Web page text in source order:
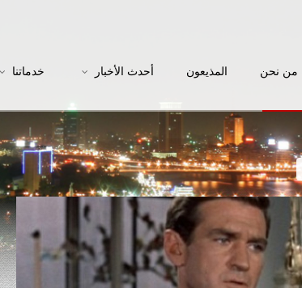
من نحن المذيعون أحدث الأخبار خدماتنا